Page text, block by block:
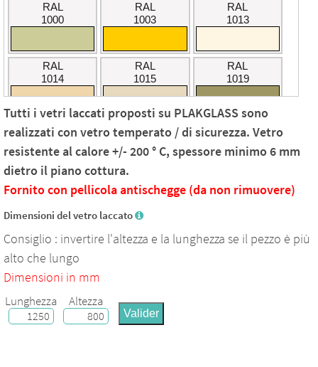
RAL
1000
RAL
1003
RAL
1013
RAL
1014
RAL
1015
RAL
1019
RAL
2000
2002
290C
3002
RAL
3004
RAL
3020
PANTONE
321C
RAL
RAL
RAL
4010
RAL
5009
Tutti i vetri laccati proposti su PLAKGLASS sono
realizzati con vetro temperato / di sicurezza. Vetro
resistente al calore +/- 200 ° C, spessore minimo 6 mm
dietro il piano cottura.
Fornito con pellicola antischegge (da non rimuovere)
Dimensioni del vetro laccato
Consiglio : invertire l'altezza e la lunghezza se il pezzo è più
alto che lungo
Dimensioni in mm
Lunghezza Altezza
Valider